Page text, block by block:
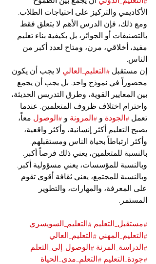
الأكاديمي والتركيز على احتياجات الطلاب.
ومع ذلك، فإن الدرس الأهم لا يتعلق فقط
بالتصنيفات أو الجوائز، بل بكيفية بناء تعليم
مفيد، أخلاقي، مرن، ومتاح لعدد أكبر من
الناس.
إن مستقبل #التعليم_العالي لا يجب أن يكون
محصوراً في نموذج واحد. بل يجب أن يجمع
بين المعايير القوية، وطرق التدريس الحديثة،
واحترام اختلاف ظروف المتعلمين. عندما
تعمل #الجودة و #المرونة و #الوصول معاً،
يصبح التعليم أكثر إنسانية، وأكثر واقعية،
وأكثر ارتباطاً بحياة الناس ومستقبلهم.
بالنسبة للمتعلمين، يعني ذلك فرصاً أكبر.
وبالنسبة للمؤسسات، يعني مسؤولية أكبر.
وبالنسبة للمجتمع، يعني ثقافة أقوى تقوم
على المعرفة، والمهارات، والتطوير
المستمر.
#مستقبل_التعليم #التعليم_السويسري
#التعليم_المهني #التعليم_العالي
#الدراسة_المرنة #الوصول_إلى_التعلم
#جودة_التعليم #التعلم_مدى_الحياة